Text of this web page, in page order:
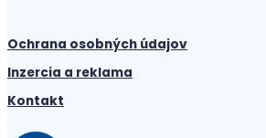
Ochrana osobných údajov
Inzercia a reklama
Kontakt